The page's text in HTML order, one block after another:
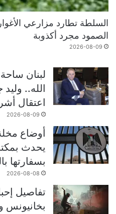
السلطة تطارد مزارعي
الصمود مجرد أكذوبة
2026-08-09
لبنان
الله..
اعتقال
2026-08-09
أوضاع
يحدث
بسفارتها
2026-08-08
تفاصيل
بخانيونس